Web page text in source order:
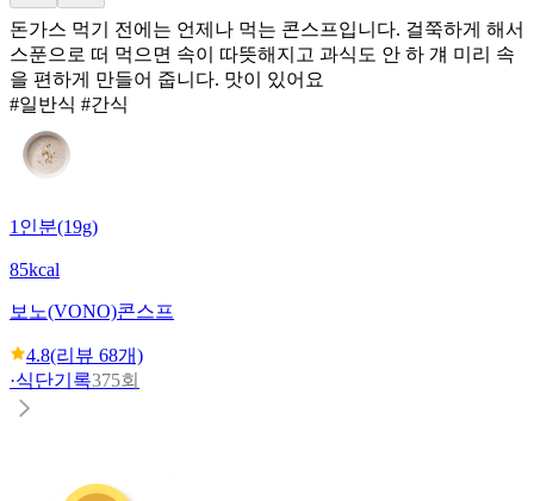
돈가스 먹기 전에는 언제나 먹는 콘스프입니다. 걸쭉하게 해서
스푼으로 떠 먹으면 속이 따뜻해지고 과식도 안 하 걔 미리 속
을 편하게 만들어 줍니다. 맛이 있어요
#일반식 #간식
1인분(19g)
85kcal
보노(VONO)콘스프
4.8(리뷰 68개)
·식단기록375회